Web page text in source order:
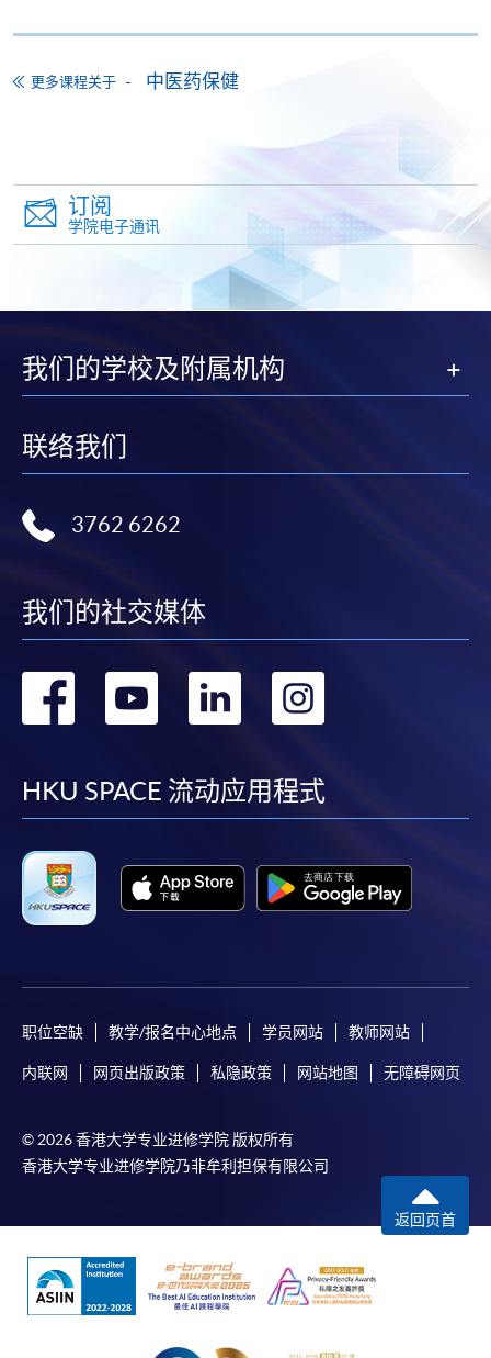
1. 现金、「易办事」（EPS）、微信支付
申请人可亲临学院任何一所报名中心，以现金、「易
2. 支票或银行本票
如以划线支票或银行本票缴付，抬头请注明「香港大
学专业进修学院」。支票背面请写上课程名称及申请
亲临学院各报名中心递交划线支票、报名表格及有关
证明文件；
「报读课程」，惟学院对邮递失误而遗失的支票及个
人资料概不负责。
3. VISA / Mastercard
Mastercard卡」）缴付学费。香港大学专业进修学院
享有十个月免息分期付款优惠，惟课程申请人必须为
信用卡持有人。详情请向学院报名中心职员查询。
大部份公开招生的课程（以先到先得形式报名）及个
别学历颁授课程提供网上报名/注册服务，申请人可在
网上使用「缴费灵」（不适用於手机）、VISA或
Mastercard缴付有关课程的报名费或学费。除上述支
付方式之外，如就读学历颁授课程设有网上服务，学
员亦可以微信支付（Online WeChat Pay）、支付宝
参阅报名办法 -网上报名服务。
注意事项:
名程序，建议申请人亲身到学院报名中心报名，并避
免使用支票付款。
除由学院裁定的特殊情况（例如课程因报名人数不足
而取消）之外，一切已缴费用概不退还。如获学院批
准退还款项，以现金、易办事、微信支付、支付宝、
支票或缴费灵（只限网上付款）方式缴交之款项，将
更多课程关于 中医药保健
订阅
学院电子通讯
我们的学校及附属机构
联络我们
3762 6262
我们的社交媒体
转
facebook
转
youtube
转
linkedin
HKU SPACE 流动应用程式
职位空缺 教学/报名中心地点 学员网站 教师网站
内联网 网页出版政策 私隐政策 网站地图 无障碍网页
© 2026 香港大学专业进修学院 版权所有
香港大学专业进修学院乃非牟利担保有限公司
返回页首